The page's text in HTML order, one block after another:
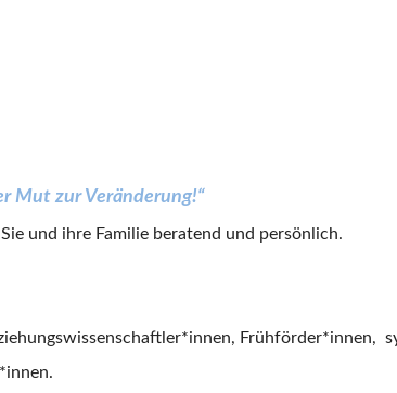
Mut zur Veränderung!“
und ihre Familie beratend und persönlich.
Frühförder*innen,